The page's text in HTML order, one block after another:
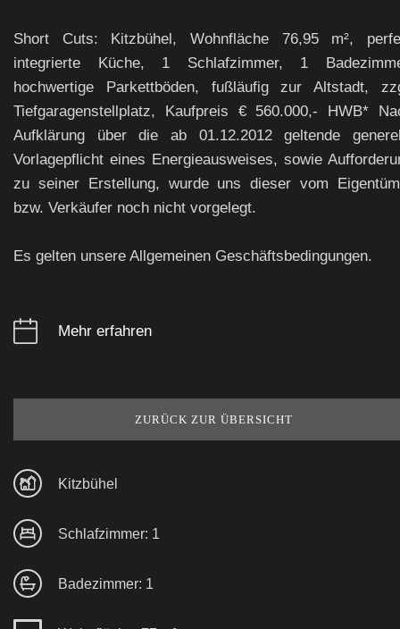
Short Cuts: Kitzbühel, Wohnfläche 76,95 m²,
integrierte Küche, 1 Schlafzimmer, 1
hochwertige Parkettböden, fußläufig zur Altstadt,
Tiefgaragenstellplatz, Kaufpreis € 560.000,- HWB*
Aufklärung über die ab 01.12.2012 geltende
Vorlagepflicht eines Energieausweises, sowie
zu seiner Erstellung, wurde uns dieser vom
bzw. Verkäufer noch nicht vorgelegt.
Es gelten unsere Allgemeinen Geschäftsbedingungen.
Mehr erfahren
ZURÜCK ZUR ÜBERSICHT
Kitzbühel
Schlafzimmer: 1
Badezimmer: 1